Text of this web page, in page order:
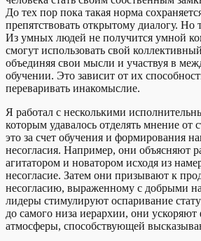
До тех пор пока такая норма
препятствовать открытому диалогу. Но
Из умных людей не получится умной
смогут использовать свой
объединяя свои мысли и участвуя в
обучении. Это зависит от их
переваривать инакомыслие.
Я работал с несколькими
которым удавалось отделять мнение от
это за счет обучения и формирования
несогласия. Например, они объясняют
агитатором и новатором исходя из
несогласие. Затем они призывают к
несогласию, выраженному с добрыми
лидеры стимулируют оспаривание
до самого низа иерархии, они
атмосферы, способствующей